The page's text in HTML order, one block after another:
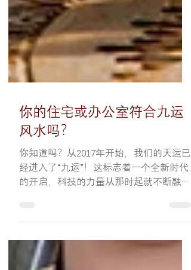
你的住宅或办公室符合九运
风水吗？
你知道吗？从2017年开始，我们的天运已
我们的生活，带来了巨大的变化。 到了
家里，无法出门。于是，全世界的人都开
始疯狂地转向线上生活，网购成了日常，